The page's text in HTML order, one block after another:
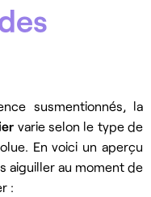
susmentionnés, la
varie selon le type de
En voici un aperçu
aiguiller au moment de
: